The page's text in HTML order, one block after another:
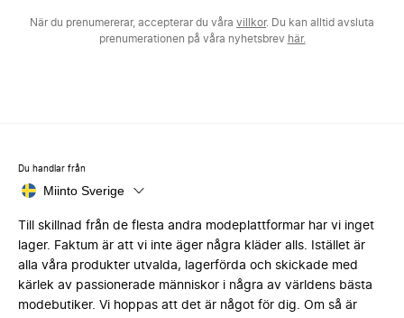
När du prenumererar, accepterar du våra villkor. Du kan alltid avsluta
prenumerationen på våra nyhetsbrev här.
Du handlar från
Miinto Sverige
Till skillnad från de flesta andra modeplattformar har vi inget
lager. Faktum är att vi inte äger några kläder alls. Istället är
alla våra produkter utvalda, lagerförda och skickade med
kärlek av passionerade människor i några av världens bästa
modebutiker. Vi hoppas att det är något för dig. Om så är